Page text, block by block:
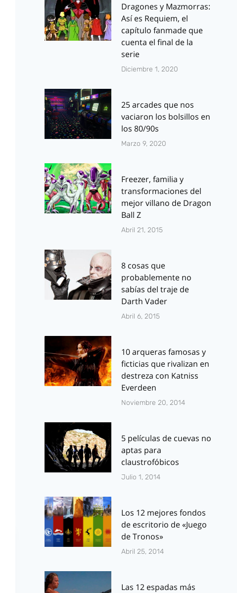
Dragones y Mazmorras:
Así es Requiem, el
capítulo fanmade que
cuenta el final de la
serie
Diciembre 1, 2020
25 arcades que nos
vaciaron los bolsillos en
los 80/90s
Marzo 9, 2020
Freezer, familia y
transformaciones del
mejor villano de Dragon
Ball Z
Abril 21, 2015
8 cosas que
probablemente no
sabías del traje de
Darth Vader
Abril 6, 2015
10 arqueras famosas y
ficticias que rivalizan en
destreza con Katniss
Everdeen
Noviembre 20, 2014
5 películas de cuevas no
aptas para
claustrofóbicos
Julio 1, 2014
Los 12 mejores fondos
de escritorio de «Juego
de Tronos»
Abril 25, 2014
Las 12 espadas más